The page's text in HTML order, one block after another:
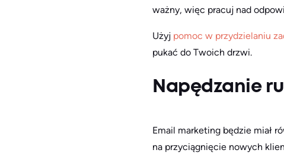
ważny, więc pracuj nad
Użyj pomoc w przydzielaniu
pukać do Twoich drzwi.
Napędzanie
Email marketing będzie miał
na przyciągnięcie nowych